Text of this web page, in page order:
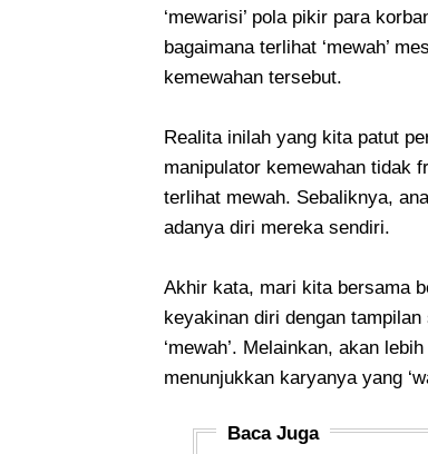
‘mewarisi’ pola pikir para
bagaimana terlihat ‘mewah’
kemewahan tersebut.
Realita inilah yang kita patut
manipulator kemewahan tidak
terlihat mewah. Sebaliknya,
adanya diri mereka sendiri.
Akhir kata, mari kita bersama
keyakinan diri dengan tampilan
‘mewah’. Melainkan, akan
menunjukkan karyanya yang
Baca Juga